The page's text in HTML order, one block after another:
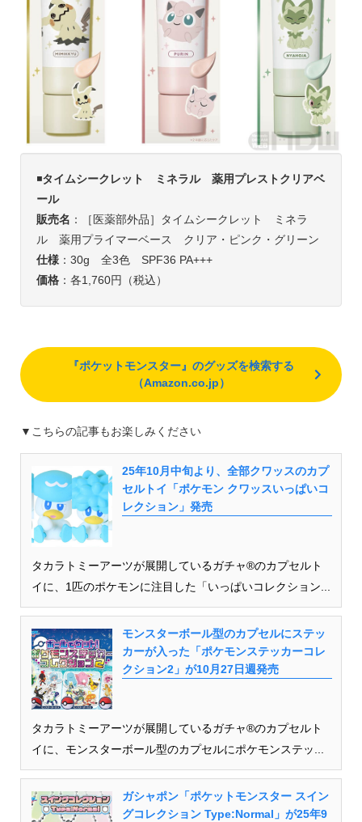
◾️タイムシークレット ミネラル 薬用プレストクリアベ
ール
販売名 ：［医薬部外品］タイムシークレット ミネラ
ル 薬用プライマーベース クリア・ピンク・グリーン
仕様：30g 全3色 SPF36 PA+++
価格：各1,760円（税込）
『ポケットモンスター』のグッズを検索する
（Amazon.co.jp）
▼こちらの記事もお楽しみください
25年10月中旬より、全部クワッスのカプ
セルトイ「ポケモン クワッスいっぱいコ
レクション」発売
タカラトミーアーツが展開しているガチャ®のカプセルト
イに、1匹のポケモンに注目した「いっぱいコレクション...
モンスターボール型のカプセルにステッ
カーが入った「ポケモンステッカーコレ
クション2」が10月27日週発売
タカラトミーアーツが展開しているガチャ®のカプセルト
イに、モンスターボール型のカプセルにポケモンステッ...
ガシャポン「ポケットモンスター スイン
グコレクション Type:Normal」が25年9